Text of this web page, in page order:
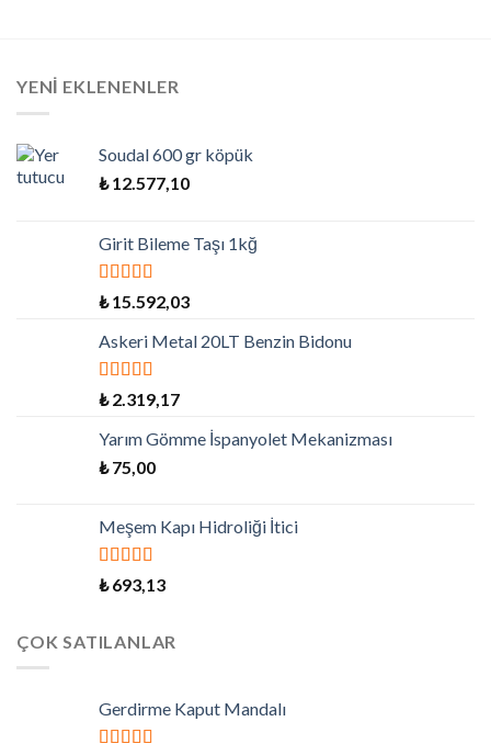
YENI EKLENENLER
Soudal 600 gr köpük
₺12.577,10
Girit Bileme Taşı 1kğ
5 üzerinden
oy aldı
₺15.592,03
Askeri Metal 20LT Benzin Bidonu
5 üzerinden
oy aldı
₺2.319,17
Yarım Gömme İspanyolet Mekanizması
₺75,00
Meşem Kapı Hidroliği İtici
5 üzerinden
oy aldı
₺693,13
ÇOK SATILANLAR
Gerdirme Kaput Mandalı